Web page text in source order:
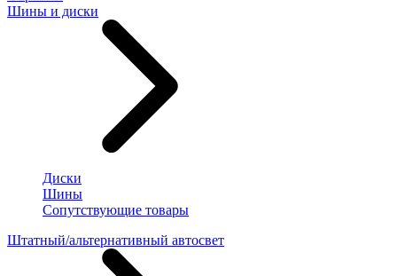
Шины и диски
Диски
Шины
Сопутствующие товары
Штатный/альтернативный автосвет